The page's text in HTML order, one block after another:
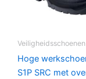
Hoge
S1P SRC met